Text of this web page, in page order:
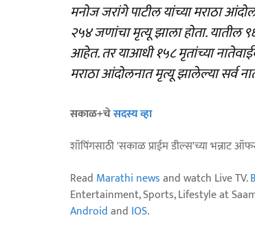
मनोज जरांगे पाटील यांच्या मराठा
२५४ जणांचा मृत्यू झाला होता.
आहेत. तर याआधी १५८ मृतांच्या
मराठा आंदोलनात मृत्यू झालेल्या सर्व
सकाळ+चेसदस्य व्हा
शॉपिंगसाठी 'सकाळ प्राईम डील्स'च्या भन्नाट
Read Marathi newsand watch Live TV.
Entertainment, Sports, Lifestyle at
Androidand IOS.